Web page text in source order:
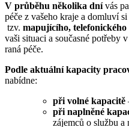
V průběhu několika dnívás
péče z vašeho kraje a domluví
tzv. mapujícího,
vaši situaci a současné potřeby
raná péče.
Podle aktuální kapacity
nabídne:
při volné kapacitě
při naplněné
zájemců o službu a